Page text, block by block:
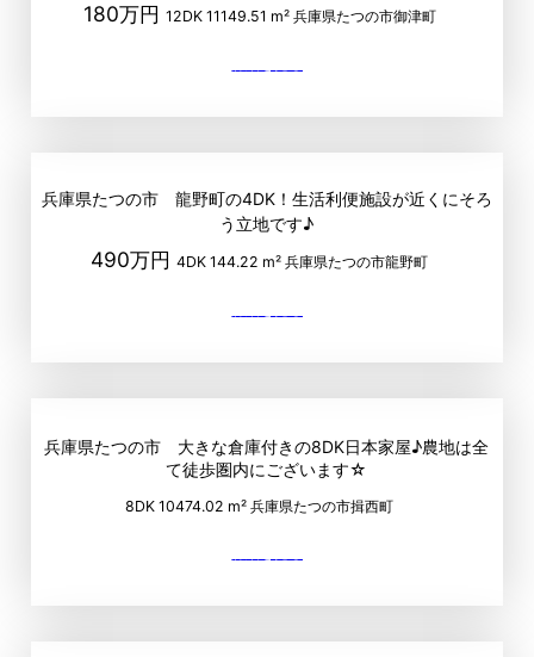
180万円 12DK 11149.51 m² 兵庫県たつの市御津町
兵庫県たつの市 龍野町の4DK！生活利便施設が近くにそろ
う立地です♪
490万円4DK 144.22 m² 兵庫県たつの市龍野町
兵庫県たつの市 大きな倉庫付きの8DK日本家屋♪農地は全
て徒歩圏内にございます☆
8DK 10474.02 m² 兵庫県たつの市揖西町